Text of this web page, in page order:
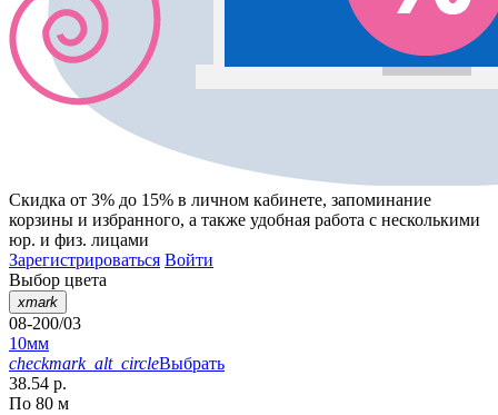
Скидка от 3% до 15% в личном кабинете, запоминание
корзины и избранного, а также удобная работа с несколькими
юр. и физ. лицами
Зарегистрироваться Войти
Выбор цвета
xmark
08-200/03
10мм
checkmark_alt_circleВыбрать
38.54 р.
По 80 м